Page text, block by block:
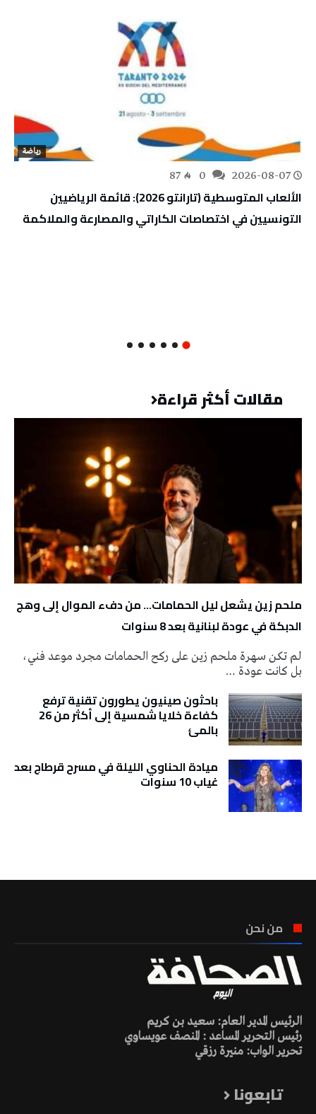
رياضة
2026-08-07
87
الألعاب المتوسطية (تارانتو 2026): قائمة الرياضيين
التونسيين في اختصاصات الكاراتي والمصارعة والملاكمة
مقالات أكثر قراءة
ملحم زين يشعل ليل الحمامات… من دفء الموال إلى وهج
الدبكة في عودة لبنانية بعد 8 سنوات
لم تكن سهرة ملحم زين على ركح الحمامات مجرد موعد فني،
بل كانت عودة …
باحثون صينيون يطورون تقنية ترفع
كفاءة خلايا شمسية إلى أكثر من 26
بالمئ
ميادة الحناوي الليلة في مسرح قرطاج بعد
غياب 10 سنوات
من نحن
الرئيس المدير العام: سعيد بن كريم
رئيس التحرير المساعد : المنصف عويساوي
تحرير الواب: منيرة رزقي
تابعونا